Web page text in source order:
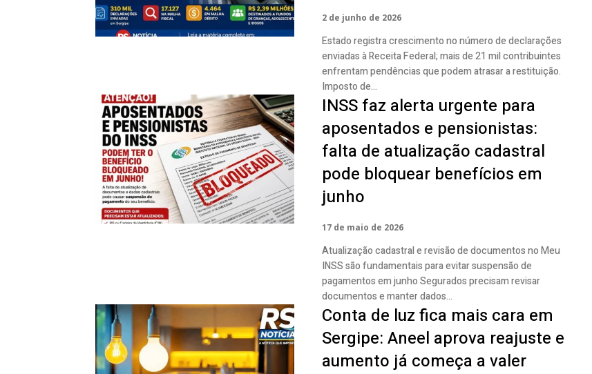
2 de junho de 2026
Estado registra crescimento no número de declarações
enviadas à Receita Federal; mais de 21 mil contribuintes
enfrentam pendências que podem atrasar a restituição.
Imposto de...
INSS faz alerta urgente para
aposentados e pensionistas:
falta de atualização cadastral
pode bloquear benefícios em
junho
17 de maio de 2026
Atualização cadastral e revisão de documentos no Meu
INSS são fundamentais para evitar suspensão de
pagamentos em junho Segurados precisam revisar
documentos e manter dados...
Conta de luz fica mais cara em
Sergipe: Aneel aprova reajuste e
aumento já começa a valer